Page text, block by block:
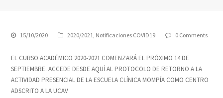
15/10/2020 2020/2021 Notificaciones COVID19 0 Comments
EL CURSO ACADÉMICO 2020-2021 COMENZARÁ EL PRÓXIMO 14 DE
SEPTIEMBRE. ACCEDE DESDE AQUÍ AL PROTOCOLO DE RETORNO A LA
ACTIVIDAD PRESENCIAL DE LA ESCUELA CLÍNICA MOMPÍA COMO CENTRO
ADSCRITO A LA UCAV